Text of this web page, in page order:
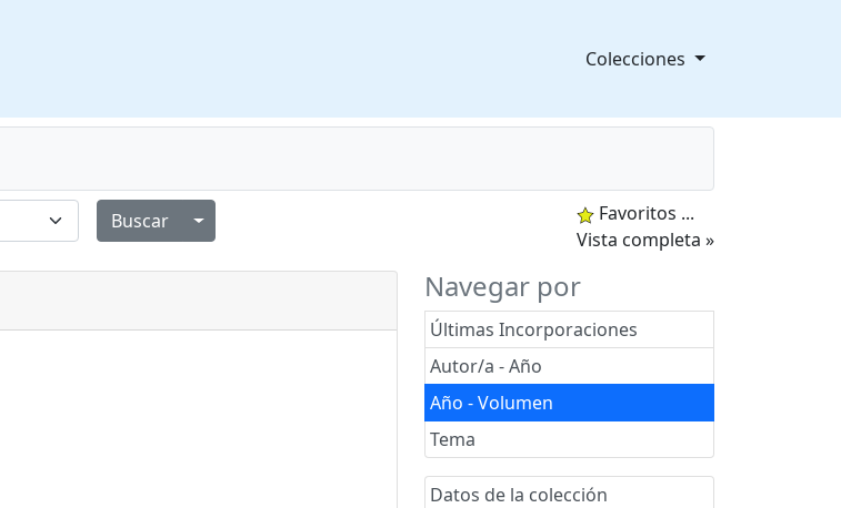
Colecciones
Alternar menú desplegable
Favoritos ...
Vista completa »
Navegar por
Últimas Incorporaciones
Autor/a - Año
Año - Volumen
Tema
Datos de la colección